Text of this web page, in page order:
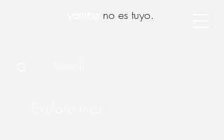
no es tuyo.